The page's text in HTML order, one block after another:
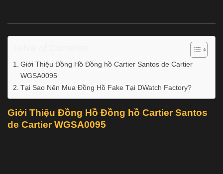
Giới Thiệu Đồng Hồ Đồng hồ Cartier Santos de Cartier
WGSA0095
Tại Sao Nên Mua Đồng Hồ Fake Tại DWatch Factory?
Giới Thiệu Đồng Hồ Đồng hồ Cartier Santos
de Cartier WGSA0095